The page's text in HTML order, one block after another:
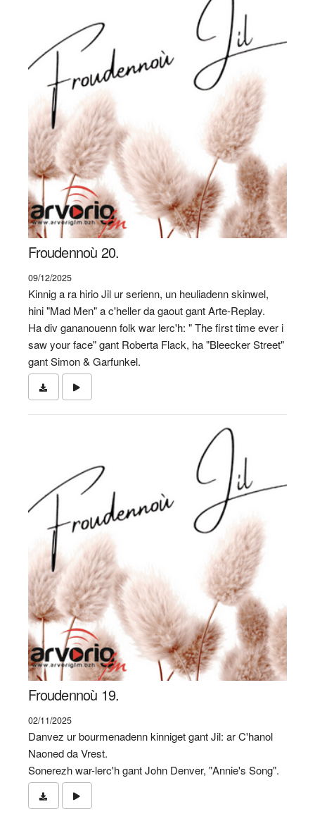
Froudennoù 20.
09/12/2025
Kinnig a ra hirio Jil ur serienn, un heuliadenn skinwel,
hini "Mad Men" a c'heller da gaout gant Arte-Replay.
Ha div gananouenn folk war lerc'h: " The first time ever i
saw your face" gant Roberta Flack, ha "Bleecker Street"
gant Simon & Garfunkel.
Froudennoù 19.
02/11/2025
Danvez ur bourmenadenn kinniget gant Jil: ar C'hanol
Naoned da Vrest.
Sonerezh war-lerc'h gant John Denver, "Annie's Song".